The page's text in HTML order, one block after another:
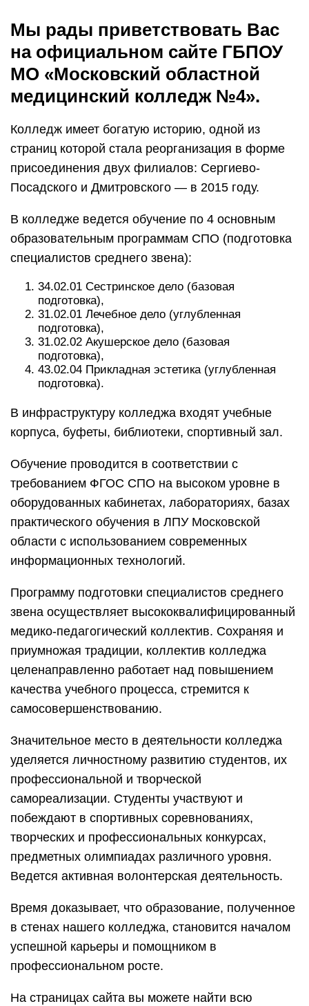
Мы рады приветствовать Вас
на официальном сайте ГБПОУ
МО «Московский областной
медицинский колледж №4».
Колледж имеет богатую историю, одной из
страниц которой стала реорганизация в форме
присоединения двух филиалов: Сергиево-
Посадского и Дмитровского — в 2015 году.
В колледже ведется обучение по 4 основным
образовательным программам СПО (подготовка
специалистов среднего звена):
34.02.01 Сестринское дело (базовая
подготовка),
31.02.01 Лечебное дело (углубленная
подготовка),
31.02.02 Акушерское дело (базовая
подготовка),
43.02.04 Прикладная эстетика (углубленная
подготовка).
В инфраструктуру колледжа входят учебные
корпуса, буфеты, библиотеки, спортивный зал.
Обучение проводится в соответствии с
требованием ФГОС СПО на высоком уровне в
оборудованных кабинетах, лабораториях, базах
практического обучения в ЛПУ Московской
области с использованием современных
информационных технологий.
Программу подготовки специалистов среднего
звена осуществляет высококвалифицированный
медико-педагогический коллектив. Сохраняя и
приумножая традиции, коллектив колледжа
целенаправленно работает над повышением
качества учебного процесса, стремится к
самосовершенствованию.
Значительное место в деятельности колледжа
уделяется личностному развитию студентов, их
профессиональной и творческой
самореализации. Студенты участвуют и
побеждают в спортивных соревнованиях,
творческих и профессиональных конкурсах,
предметных олимпиадах различного уровня.
Ведется активная волонтерская деятельность.
Время доказывает, что образование, полученное
в стенах нашего колледжа, становится началом
успешной карьеры и помощником в
профессиональном росте.
На страницах сайта вы можете найти всю